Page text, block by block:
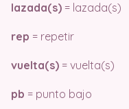
lazada(s) = lazada(s)
rep = repetir
vuelta(s) = vuelta(s)
pb = punto bajo